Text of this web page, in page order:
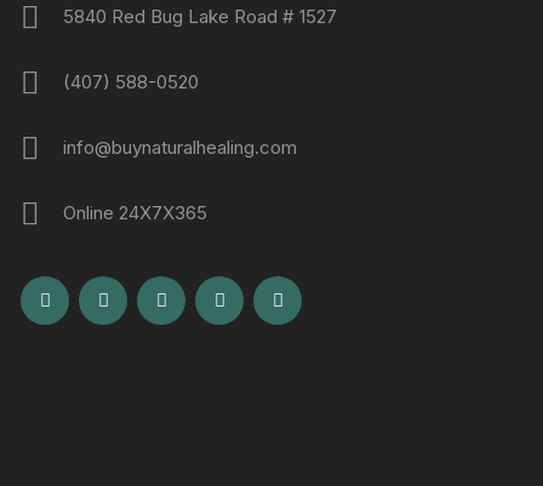
5840 Red Bug Lake Road # 1527
(407) 588-0520
info@buynaturalhealing.com
Online 24X7X365